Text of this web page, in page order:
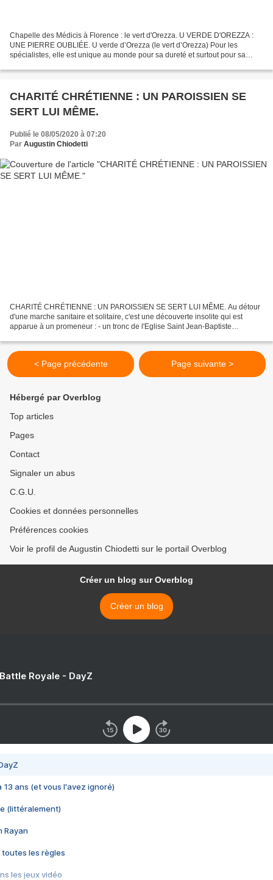
Chapelle des Médicis à Florence : le vert d'Orezza. U VERDE D'OREZZA :
UNE PIERRE OUBLIÉE. U verde d’Orezza (le vert d’Orezza) Pour les
spécialistes, elle est unique au monde pour sa dureté et surtout pour sa
CHARITÉ CHRÉTIENNE : UN PAROISSIEN SE
SERT LUI MÊME.
Publié le 08/05/2020 à 07:20
Par Augustin Chiodetti
CHARITÉ CHRÉTIENNE : UN PAROISSIEN SE SERT LUI MÊME. Au détour
d'une marche sanitaire et solitaire, c'est une découverte insolite qui est
apparue à un promeneur : - un tronc de l'Eglise Saint Jean-Baptiste
< Page précédente Page suivante >
Hébergé par Overblog
Top articles
Pages
Contact
Signaler un abus
C.G.U.
Cookies et données personnelles
Préférences cookies
Voir le profil de Augustin Chiodetti sur le portail Overblog
Créer un blog sur Overblog
Créer un blog
Royale - DayZ
13 ans (et vous l'avez ignoré)
(littéralement)
Rayan
toutes les règles
les jeux vidéo